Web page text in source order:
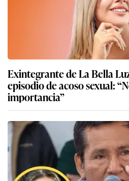
Exintegrante de La Bella
episodio de acoso sexual:
importancia”